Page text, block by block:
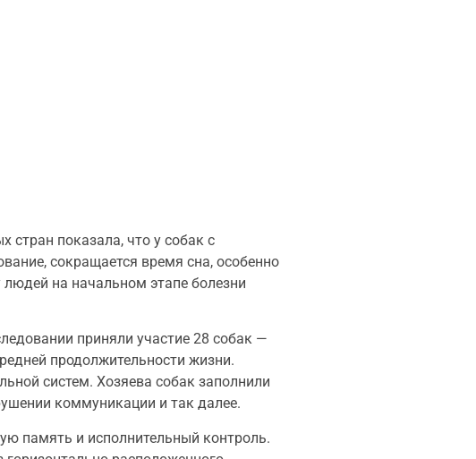
стран показала, что у собак с
сокращается время сна, особенно
на начальном этапе болезни
приняли участие 28 собак —
продолжительности жизни.
систем. Хозяева собак заполнили
коммуникации и так далее.
память и исполнительный контроль.